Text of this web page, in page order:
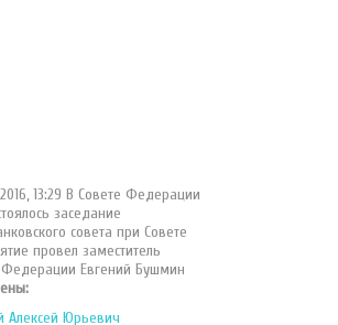
13:29 В Совете Федерации
заседание
совета при Совете
провел заместитель
Федерации Евгений Бушмин
Алексей Юрьевич